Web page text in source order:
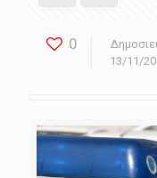
0
13/11/